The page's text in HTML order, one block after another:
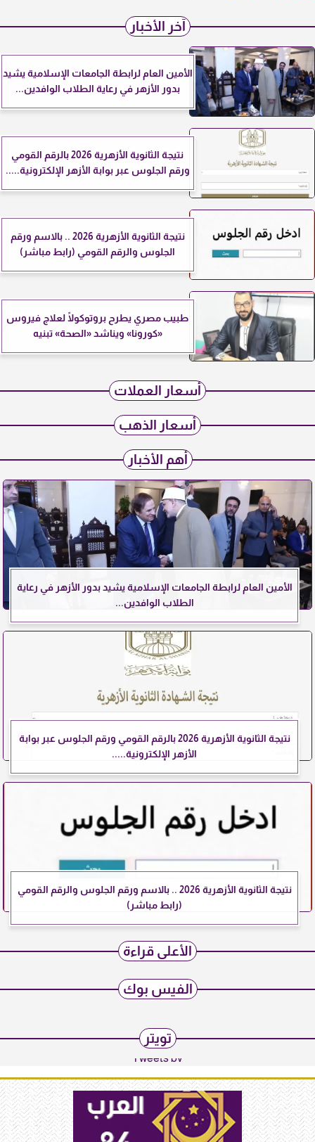
آخر الأخبار
الأمين العام لرابطة الجامعات الإسلامية يشيد
بدور الأزهر في رعاية الطلاب الوافدين...
نتيجة الثانوية الأزهرية 2026 بالرقم القومي
ورقم الجلوس عبر بوابة الأزهر الإلكترونية.....
نتيجة الثانوية الأزهرية 2026 .. بالاسم ورقم
الجلوس والرقم القومي (رابط مباشر)
طبيب مصري يطرح بروتوكولًا لعلاج فيروس
«كورونا» ويناشد «الصحة» تبنيه
أسعار العملات
أسعار الذهب
أهم الأخبار
الأمين العام لرابطة الجامعات الإسلامية يشيد بدور الأزهر في رعاية
الطلاب الوافدين...
نتيجة الثانوية الأزهرية 2026 بالرقم القومي ورقم الجلوس عبر بوابة
الأزهر الإلكترونية.....
نتيجة الثانوية الأزهرية 2026 .. بالاسم ورقم الجلوس والرقم القومي
(رابط مباشر)
الأعلى قراءة
الفيس بوك
تويتر
Tweets by